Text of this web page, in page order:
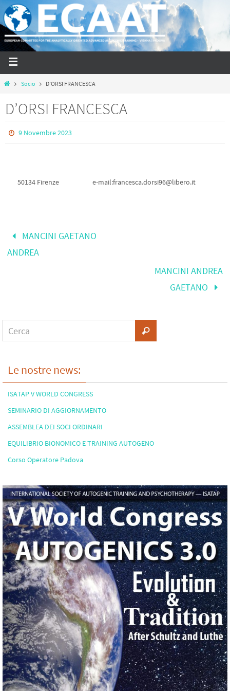
Socio D’ORSI FRANCESCA
D’ORSI FRANCESCA
9 Novembre 2023
50134 Firenze e-mail:francesca.dorsi96@libero.it
MANCINI GAETANO
ANDREA
MANCINI ANDREA
GAETANO
Le nostre news:
ISATAP V WORLD CONGRESS
SEMINARIO DI AGGIORNAMENTO
ASSEMBLEA DEI SOCI ORDINARI
EQUILIBRIO BIONOMICO E TRAINING AUTOGENO
Corso Operatore Padova